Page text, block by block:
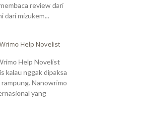
review dari
dari mizukem...
Help Novelist
Help Novelist
kalau nggak dipaksa
Nanowrimo
yang